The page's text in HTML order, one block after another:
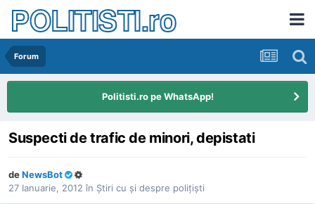
POLITISTI.ro
Forum
Politisti.ro pe WhatsApp!
Suspecti de trafic de minori, depistati
deNewsBot
27 Ianuarie, 2012 în Ştiri cu şi despre poliţişti